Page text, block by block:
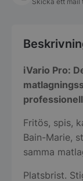
iVario Pro:
Fritös, spis,
Bain-Marie,
samma
Platsbrist.